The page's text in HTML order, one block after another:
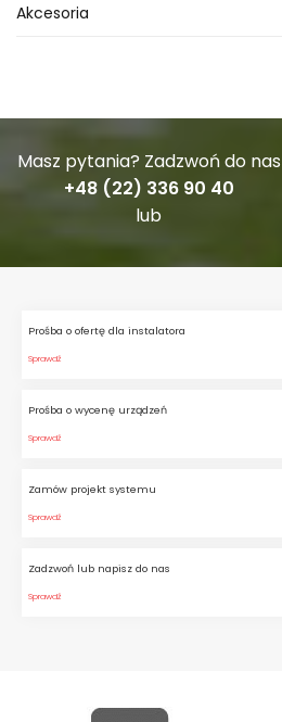
Akcesoria
Masz pytania? Zadzwoń do nas
+48 (22) 336 90 40
lub
Prośba o ofertę dla instalatora
Sprawdź
Prośba o wycenę urządzeń
Sprawdź
Zamów projekt systemu
Sprawdź
Zadzwoń lub napisz do nas
Sprawdź